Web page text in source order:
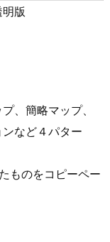
版
、簡略マップ、
など４パター
ものをコピーペー